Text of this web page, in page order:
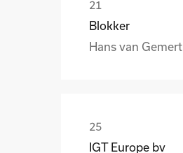
Blokker
Hans van Gemert
IGT Europe bv